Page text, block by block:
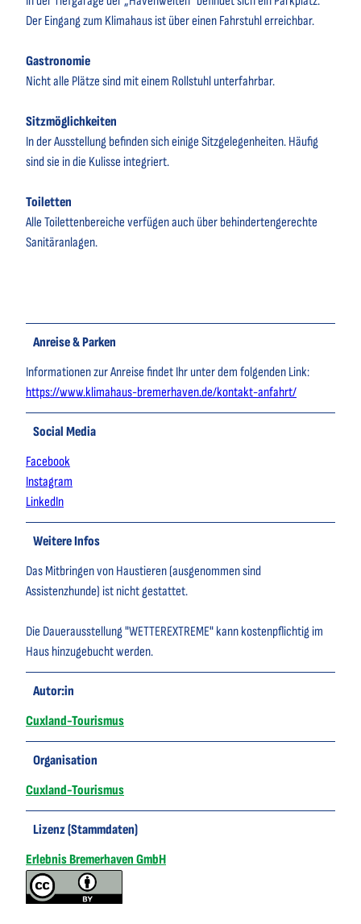
Der Eingang zum Klimahaus ist über einen Fahrstuhl erreichbar.
Gastronomie
Nicht alle Plätze sind mit einem Rollstuhl unterfahrbar.
Sitzmöglichkeiten
In der Ausstellung befinden sich einige Sitzgelegenheiten. Häufig
sind sie in die Kulisse integriert.
Toiletten
Alle Toilettenbereiche verfügen auch über behindertengerechte
Sanitäranlagen.
Anreise & Parken
Informationen zur Anreise findet Ihr unter dem folgenden Link:
https://www.klimahaus-bremerhaven.de/kontakt-anfahrt/
Social Media
Facebook
Instagram
LinkedIn
Weitere Infos
Das Mitbringen von Haustieren (ausgenommen sind
Assistenzhunde) ist nicht gestattet.
Die Dauerausstellung "WETTEREXTREME" kann kostenpflichtig im
Haus hinzugebucht werden.
Autor:in
Cuxland-Tourismus
Organisation
Cuxland-Tourismus
Lizenz (Stammdaten)
Erlebnis Bremerhaven GmbH